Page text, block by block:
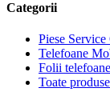
Categorii
Piese Service
Telefoane
Folii telefoane
Toate